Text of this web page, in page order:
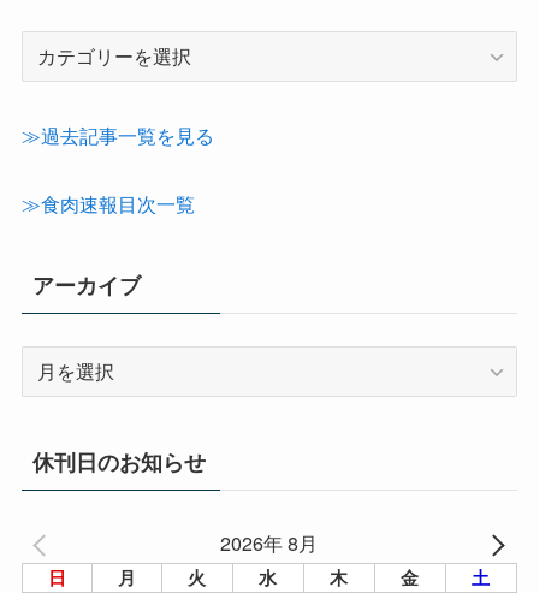
テ
≫過去記事一覧を見る
≫食肉速報目次一覧
アーカイブ
イ
ブ
休刊日のお知らせ
2026年 8月
日 月 火 水 木 金 土